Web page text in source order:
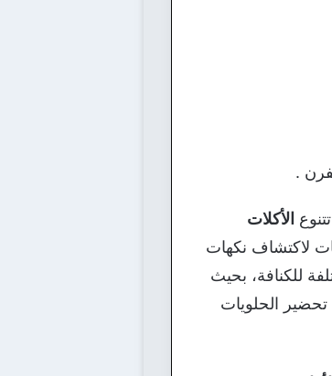
.
الأكلات
لاكتشاف نكهات
للكنافة، بحيث
تحضير الحلويات